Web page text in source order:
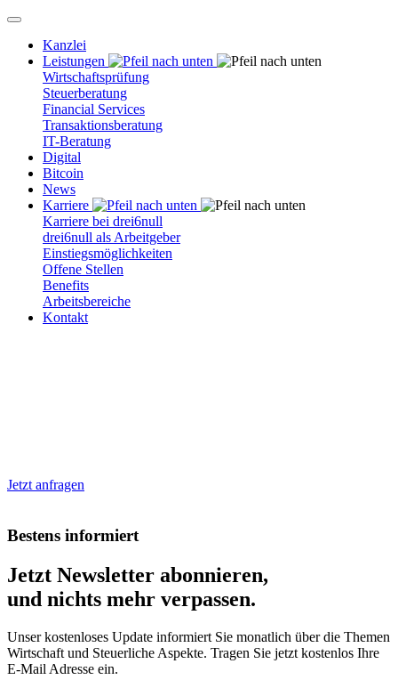
Kanzlei
Leistungen
Wirtschaftsprüfung
Steuerberatung
Financial Services
Transaktionsberatung
IT-Beratung
Digital
Bitcoin
News
Karriere
Karriere bei drei6null
drei6null als Arbeitgeber
Einstiegsmöglichkeiten
Offene Stellen
Benefits
Arbeitsbereiche
Kontakt
Jetzt anfragen
Bestens informiert
Jetzt Newsletter abonnieren,
und nichts mehr verpassen.
Unser kostenloses Update informiert Sie monatlich über die Themen
Wirtschaft und Steuerliche Aspekte. Tragen Sie jetzt kostenlos Ihre
E-Mail Adresse ein.